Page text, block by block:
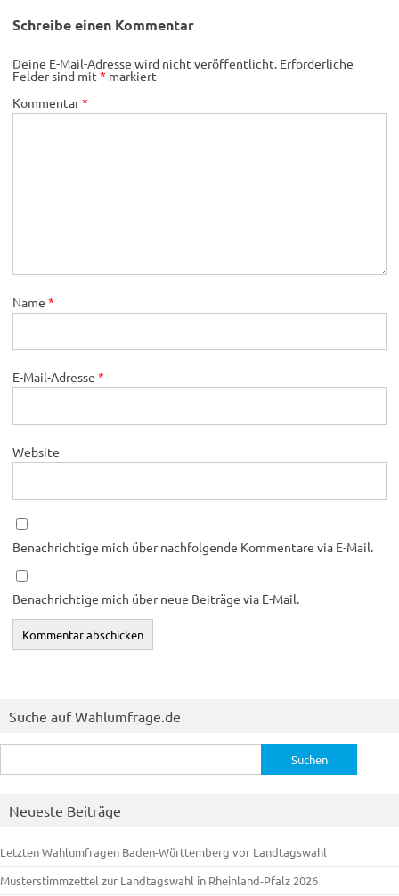
Schreibe einen Kommentar
Deine E-Mail-Adresse wird nicht veröffentlicht. Erforderliche
Felder sind mit * markiert
Kommentar*
Name *
E-Mail-Adresse *
Website
Benachrichtige mich über nachfolgende Kommentare via E-Mail.
Benachrichtige mich über neue Beiträge via E-Mail.
Suche auf Wahlumfrage.de
nach:
Neueste Beiträge
Letzten Wahlumfragen Baden-Württemberg vor Landtagswahl
Musterstimmzettel zur Landtagswahl in Rheinland-Pfalz 2026